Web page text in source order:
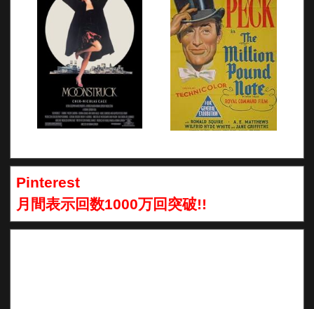
Pinterest
月間表示回数1000万回突破!!